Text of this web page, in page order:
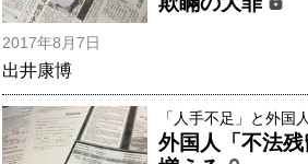
2017年8月7日
出井康博
「人手不足」と外国
外国人「不法